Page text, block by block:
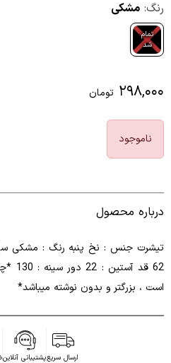
رنگ: مشکی
تمام
شد
۲۹۸,۰۰۰ تومان
ناموجود
درباره محصول
62
است ، بزرگتر و بدون نوشته میباشد*
ارسال سریعپشتیبانی آنلاین